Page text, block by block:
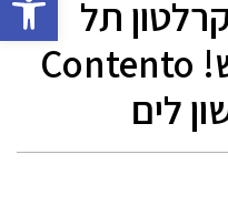
תל
אביב נפתח מחדש! Contento
לים